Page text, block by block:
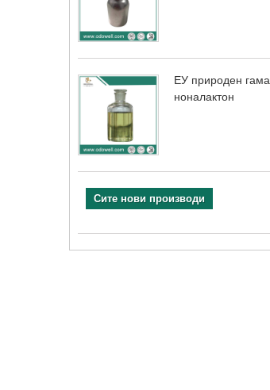
ЕУ природен гама
ноналактон
Сите нови производи